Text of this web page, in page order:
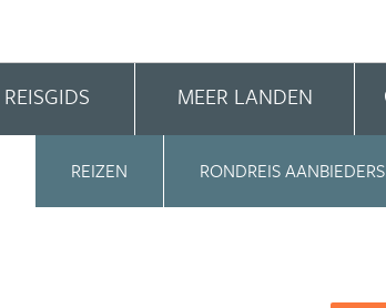
REISGIDS MEER LANDEN
REIZEN RONDREIS AANBIEDERS